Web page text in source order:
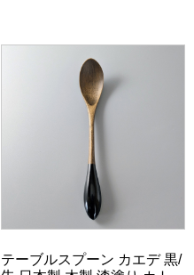
テーブルスプーン カエデ 黒/